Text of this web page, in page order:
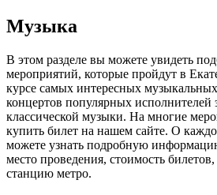
Музыка
В этом разделе вы можете увидеть
мероприятий, которые пройдут в
курсе самых интересных
концертов популярных исполнителей
классической музыки. На многие
купить билет на нашем сайте. О
можете узнать подробную
место проведения, стоимость
станцию метро.